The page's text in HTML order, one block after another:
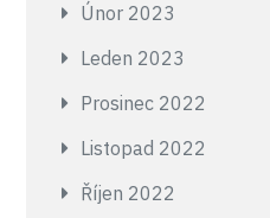
Únor 2023
Leden 2023
Prosinec 2022
Listopad 2022
Říjen 2022